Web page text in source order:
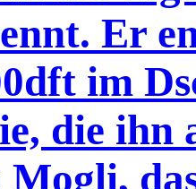
Er
im
die ihn
Mogli,